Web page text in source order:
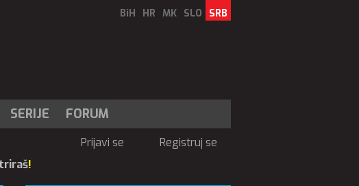
BiH HR MK SLO SRB
SERIJE FORUM
Prijavi se
Registruj se
!